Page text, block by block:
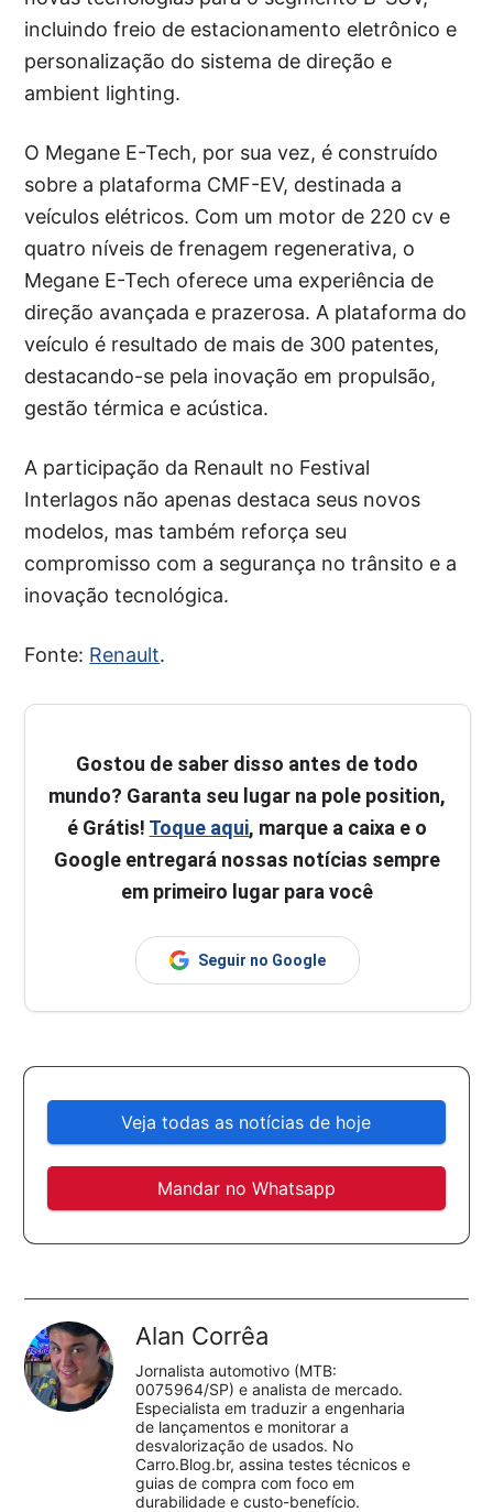
incluindo freio de estacionamento eletrônico e
personalização do sistema de direção e
ambient lighting.
O Megane E-Tech, por sua vez, é construído
sobre a plataforma CMF-EV, destinada a
veículos elétricos. Com um motor de 220 cv e
quatro níveis de frenagem regenerativa, o
Megane E-Tech oferece uma experiência de
direção avançada e prazerosa. A plataforma do
veículo é resultado de mais de 300 patentes,
destacando-se pela inovação em propulsão,
gestão térmica e acústica.
A participação da Renault no Festival
Interlagos não apenas destaca seus novos
modelos, mas também reforça seu
compromisso com a segurança no trânsito e a
inovação tecnológica.
Fonte: Renault.
Gostou de saber disso antes de todo
mundo? Garanta seu lugar na pole position,
é Grátis! Toque aqui, marque a caixa e o
Google entregará nossas notícias sempre
em primeiro lugar para você
Seguir no Google
Veja todas as notícias de hoje
Mandar no Whatsapp
Alan Corrêa
Jornalista automotivo (MTB:
0075964/SP) e analista de mercado.
Especialista em traduzir a engenharia
de lançamentos e monitorar a
desvalorização de usados. No
Carro.Blog.br, assina testes técnicos e
guias de compra com foco em
durabilidade e custo-benefício.